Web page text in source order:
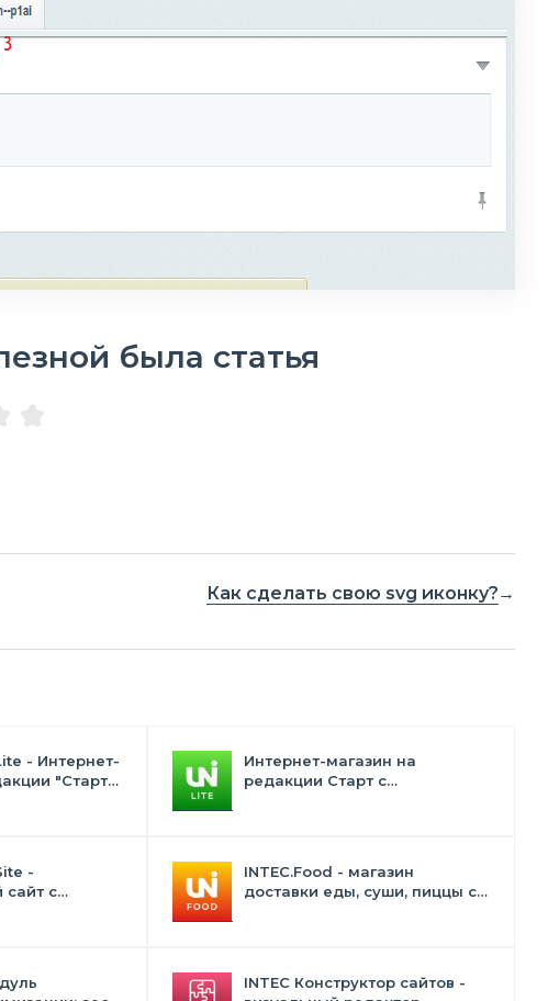
была статья
Как сделать свою svg иконку?
- Интернет-
"Старт"
Интернет-магазин на
редакции Старт с
-
сайт с
INTEC.Food - магазин
доставки еды, суши, пиццы с
INTEC Конструктор сайтов -